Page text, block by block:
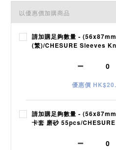
以優惠價加購商品
請加購足夠數量 -
(繁)/CHESURE Sleeves
優惠價
請加購足夠數量 -
卡套 磨砂 55pcs/